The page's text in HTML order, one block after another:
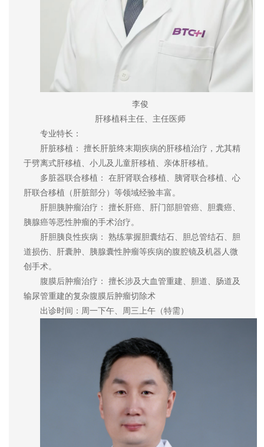
李俊
肝移植科主任、主任医师
专业特长：
肝脏移植： 擅长肝脏终末期疾病的肝移植治疗，尤其精
于劈离式肝移植、小儿及儿童肝移植、亲体肝移植。
多脏器联合移植： 在肝肾联合移植、胰肾联合移植、心
肝联合移植（肝脏部分）等领域经验丰富。
肝胆胰肿瘤治疗： 擅长肝癌、肝门部胆管癌、胆囊癌、
胰腺癌等恶性肿瘤的手术治疗。
肝胆胰良性疾病： 熟练掌握胆囊结石、胆总管结石、胆
道损伤、肝囊肿、胰腺囊性肿瘤等疾病的腹腔镜及机器人微
创手术。
腹膜后肿瘤治疗： 擅长涉及大血管重建、胆道、肠道及
输尿管重建的复杂腹膜后肿瘤切除术
出诊时间：周一下午、周三上午（特需）